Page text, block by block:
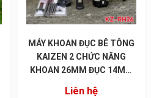
MÁY KHOAN ĐỤC BÊ TÔNG
KAIZEN 2 CHỨC NĂNG
KHOAN 26MM ĐỤC 14MM
Liên hệ